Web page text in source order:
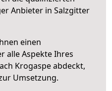
Anbieter in Salzgitter
einen
alle Aspekte Ihres
Krogaspe abdeckt,
Umsetzung.